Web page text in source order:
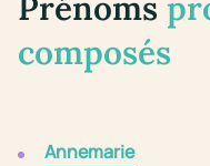
composés
Annemarie